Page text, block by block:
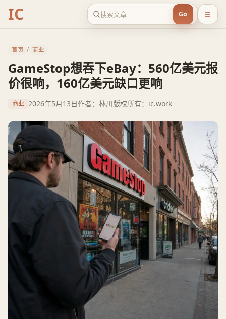
IC Go
首页 / 商业
GameStop想吞下eBay：560亿美元报
价很响，160亿美元缺口更响
商业 2026年5月13日作者：林川版权所有：ic.work